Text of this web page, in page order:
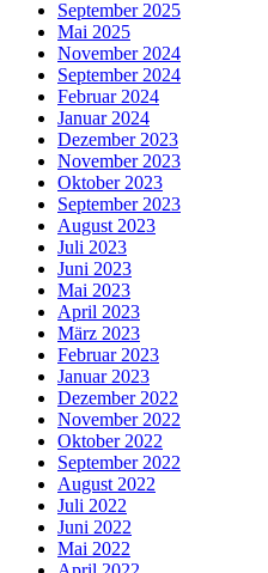
September 2025
Mai 2025
November 2024
September 2024
Februar 2024
Januar 2024
Dezember 2023
November 2023
Oktober 2023
September 2023
August 2023
Juli 2023
Juni 2023
Mai 2023
April 2023
März 2023
Februar 2023
Januar 2023
Dezember 2022
November 2022
Oktober 2022
September 2022
August 2022
Juli 2022
Juni 2022
Mai 2022